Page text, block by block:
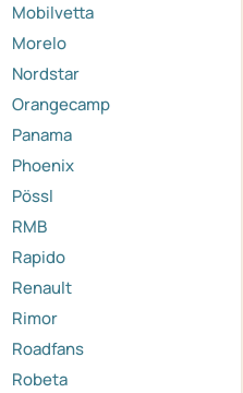
Mobilvetta
Morelo
Nordstar
Orangecamp
Panama
Phoenix
Pössl
RMB
Rapido
Renault
Rimor
Roadfans
Robeta